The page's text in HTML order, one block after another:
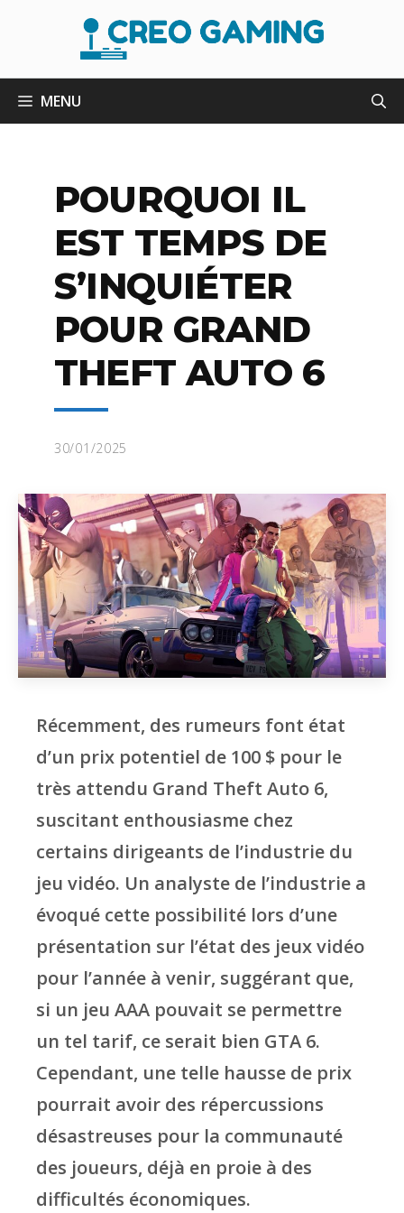
MENU
POURQUOI IL
EST TEMPS DE
S’INQUIÉTER
POUR GRAND
THEFT AUTO 6
30/01/2025
Récemment, des rumeurs font état
d’un prix potentiel de 100 $ pour le
très attendu Grand Theft Auto 6,
suscitant enthousiasme chez
certains dirigeants de l’industrie du
jeu vidéo. Un analyste de l’industrie a
évoqué cette possibilité lors d’une
présentation sur l’état des jeux vidéo
pour l’année à venir, suggérant que,
si un jeu AAA pouvait se permettre
un tel tarif, ce serait bien GTA 6.
Cependant, une telle hausse de prix
pourrait avoir des répercussions
désastreuses pour la communauté
des joueurs, déjà en proie à des
difficultés économiques.